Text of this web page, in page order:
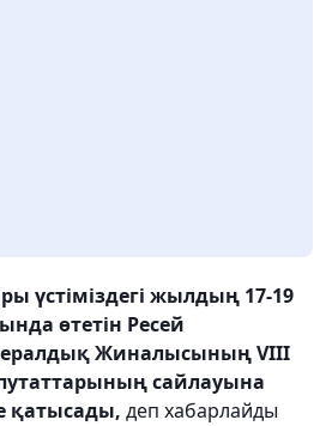
үстіміздегі жылдың 17-19
өтетін Ресей
Жиналысының VIII
сайлауына
қатысады, деп хабарлайды